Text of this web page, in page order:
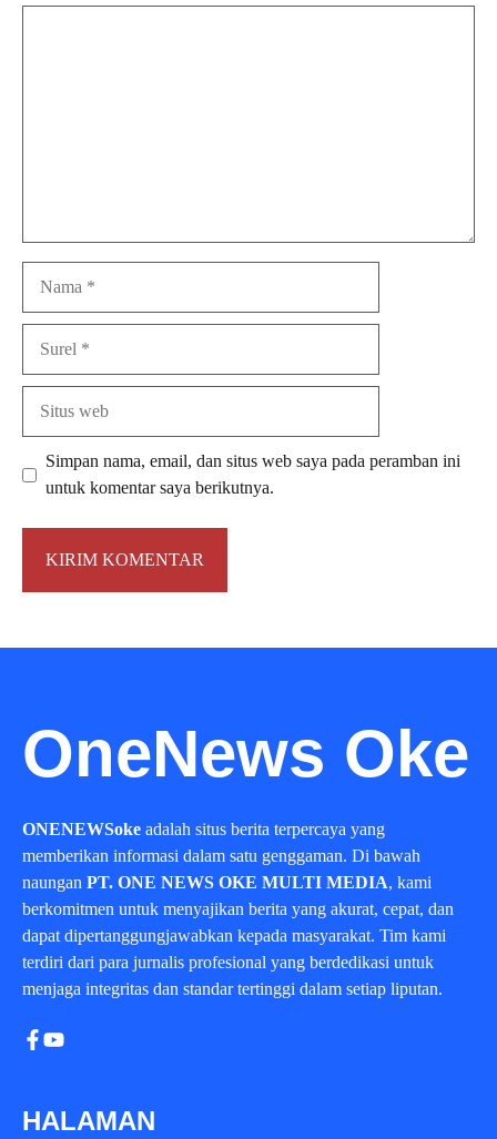
Simpan nama, email, dan situs web saya pada peramban ini
untuk komentar saya berikutnya.
OneNews Oke
ONENEWSoke adalah situs berita terpercaya yang
memberikan informasi dalam satu genggaman. Di bawah
naungan PT. ONE NEWS OKE MULTI MEDIA, kami
berkomitmen untuk menyajikan berita yang akurat, cepat, dan
dapat dipertanggungjawabkan kepada masyarakat. Tim kami
terdiri dari para jurnalis profesional yang berdedikasi untuk
menjaga integritas dan standar tertinggi dalam setiap liputan.
HALAMAN